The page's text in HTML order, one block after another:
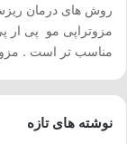
روش های درمان
مزوتراپی مو پی ار
مناسب تر است .
نوشته های تازه